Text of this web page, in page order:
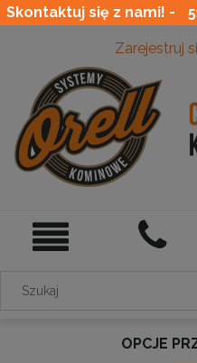
Skontaktuj się z nami! -
Zarejestruj
OPCJE